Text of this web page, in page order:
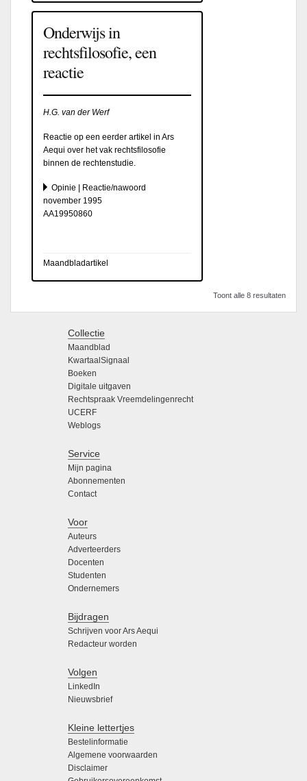
Onderwijs in
rechtsfilosofie, een
reactie
H.G. van der Werf
Reactie op een eerder artikel in Ars
Aequi over het vak rechtsfilosofie
binnen de rechtenstudie.
Opinie | Reactie/nawoord
november 1995
AA19950860
Maandbladartikel
Toont alle 8 resultaten
Collectie
Maandblad
KwartaalSignaal
Boeken
Digitale uitgaven
Rechtspraak Vreemdelingenrecht
UCERF
Weblogs
Service
Mijn pagina
Abonnementen
Contact
Voor
Auteurs
Adverteerders
Docenten
Studenten
Ondernemers
Bijdragen
Schrijven voor Ars Aequi
Redacteur worden
Volgen
LinkedIn
Nieuwsbrief
Kleine lettertjes
Bestelinformatie
Algemene voorwaarden
Disclaimer